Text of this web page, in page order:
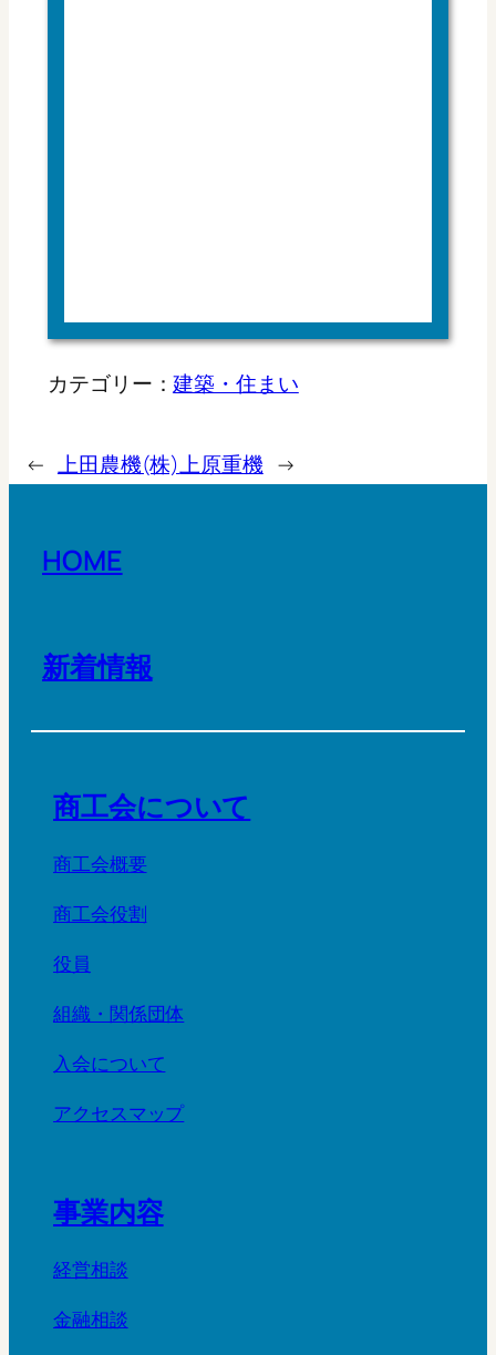
カテゴリー：建築・住まい
← 上田農機(株)上原重機 →
HOME
新着情報
商工会について
商工会概要
商工会役割
役員
組織・関係団体
入会について
アクセスマップ
事業内容
経営相談
金融相談